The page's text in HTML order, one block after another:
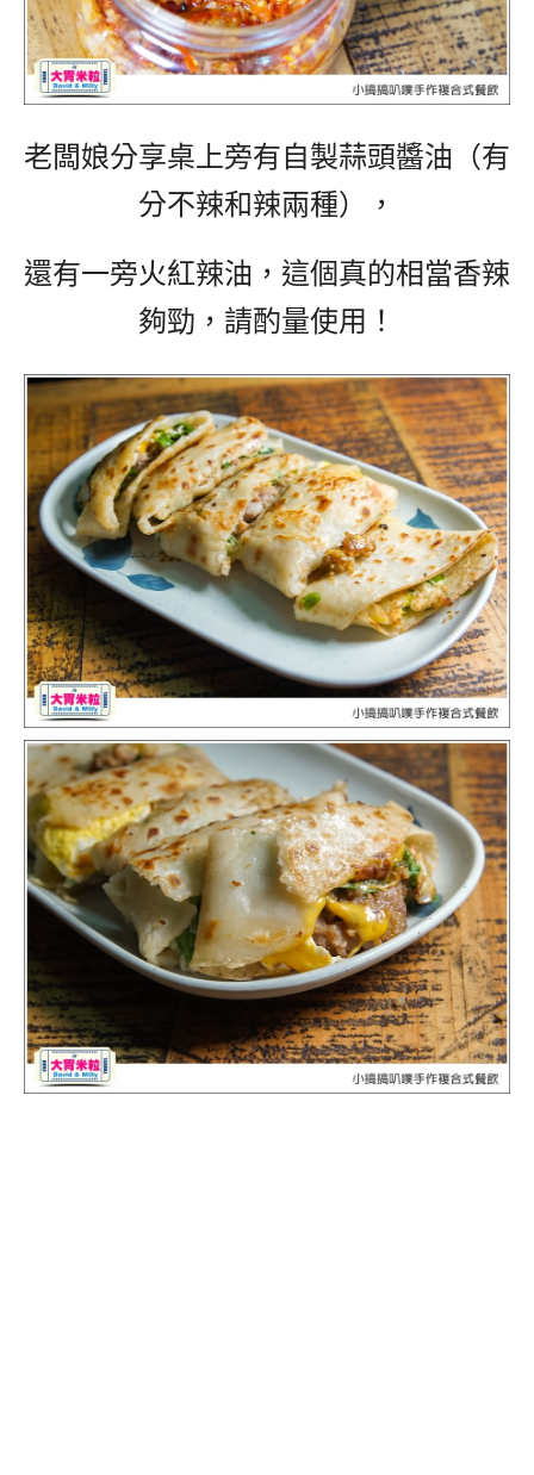
老闆娘分享桌上旁有自製蒜頭醬油（有
分不辣和辣兩種），
還有一旁火紅辣油，這個真的相當香辣
夠勁，請酌量使用！